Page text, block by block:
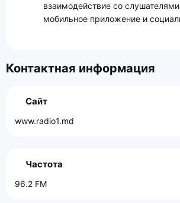
взаимодействие со
мобильное приложение и
Контактная информация
Сайт
www.radio1.md
Частота
96.2 FM